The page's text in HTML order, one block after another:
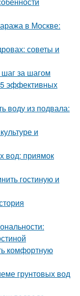
в Москве:
советы и
за шагом
5 эффективных
воду из подвала:
и
вод: приямок
гостиную и
комфортную
грунтовых вод